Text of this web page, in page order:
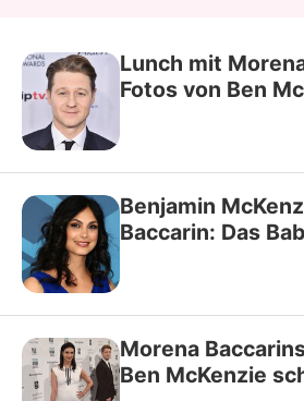
Lunch mit
Fotos von Ben
Benjamin
Baccarin: Das
Morena
Ben McKenzie